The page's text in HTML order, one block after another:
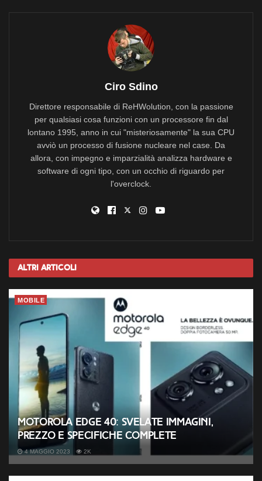
Ciro Sdino
Direttore responsabile di ReHWolution, con la passione
per qualsiasi cosa funzioni con un processore fin dal
lontano 1995, anno in cui "misteriosamente" la sua CPU
avviò un processo di fusione nucleare nel case. Da
allora, con impegno e imparzialità analizza hardware e
software di ogni tipo, con un occhio di riguardo per
l'overclock.
Altri Articoli
MOBILE
Motorola Edge 40: svelate immagini,
prezzo e specifiche complete
4 MAGGIO 2023 2K